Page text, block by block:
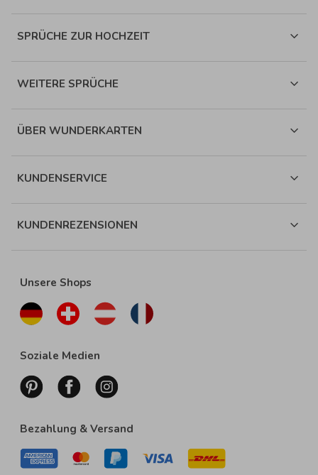
SPRÜCHE ZUR HOCHZEIT
WEITERE SPRÜCHE
ÜBER WUNDERKARTEN
KUNDENSERVICE
KUNDENREZENSIONEN
Unsere Shops
Soziale Medien
Bezahlung & Versand